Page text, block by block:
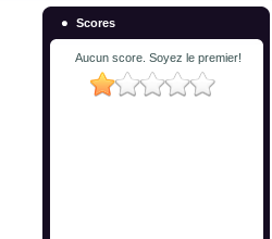
Scores
Aucun score. Soyez le premier!